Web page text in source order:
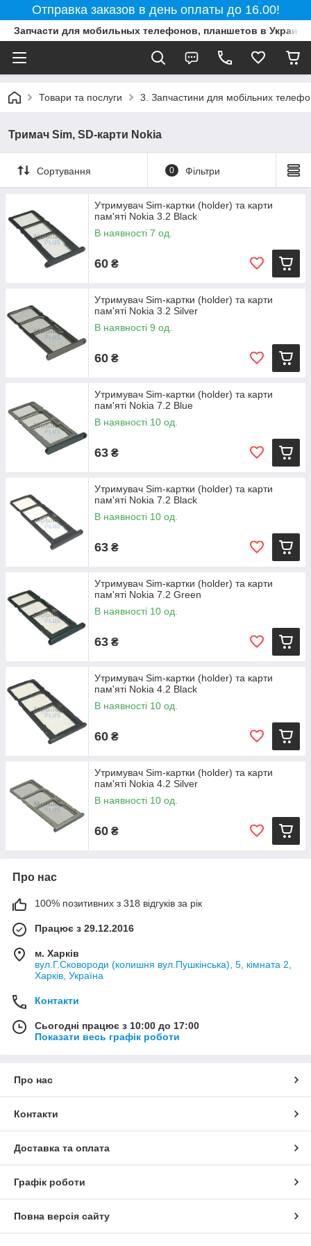
Отправка заказов в день оплаты до 16.00!
Запчасти для мобильных телефонов, планшетов в
Товари та послуги 3. Запчастини для мобільних
Тримач Sim, SD-карти Nokia
Сортування 0 Фільтри
Утримувач Sim-картки (holder) та карти
пам'яті Nokia 3.2 Black
В наявності 7 од.
60 ₴
Утримувач Sim-картки (holder) та карти
пам'яті Nokia 3.2 Silver
В наявності 9 од.
60 ₴
Утримувач Sim-картки (holder) та карти
пам'яті Nokia 7.2 Blue
В наявності 10 од.
63 ₴
Утримувач Sim-картки (holder) та карти
пам'яті Nokia 7.2 Black
В наявності 10 од.
63 ₴
Утримувач Sim-картки (holder) та карти
пам'яті Nokia 7.2 Green
В наявності 10 од.
63 ₴
Утримувач Sim-картки (holder) та карти
пам'яті Nokia 4.2 Black
В наявності 10 од.
60 ₴
Утримувач Sim-картки (holder) та карти
пам'яті Nokia 4.2 Silver
В наявності 10 од.
60 ₴
Про нас
100% позитивних з 318 відгуків за рік
Працює з 29.12.2016
м. Харків
вул.Г.Сковороди (колишня вул.Пушкінська), 5, кімната 2,
Харків, Україна
Контакти
Сьогодні працює з 10:00 до 17:00
Показати весь графік роботи
Про нас
Контакти
Доставка та оплата
Графік роботи
Повна версія сайту